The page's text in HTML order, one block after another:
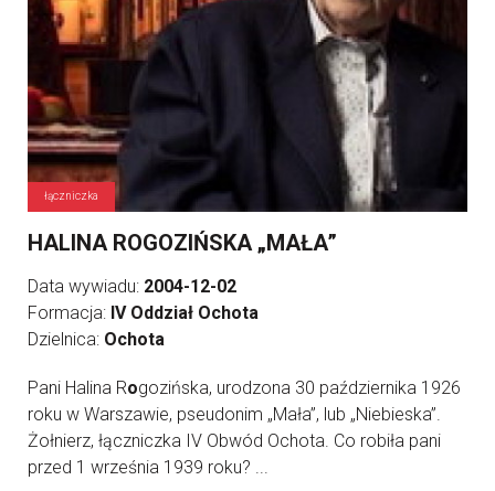
łączniczka
HALINA ROGOZIŃSKA „MAŁA”
Data wywiadu: 2004-12-02
Formacja: IV Oddział Ochota
Dzielnica: Ochota
Pani Halina Rogozińska, urodzona 30 października 1926
roku w Warszawie, pseudonim „Mała”, lub „Niebieska”.
Żołnierz, łączniczka IV Obwód Ochota. Co robiła pani
przed 1 września 1939 roku? ...